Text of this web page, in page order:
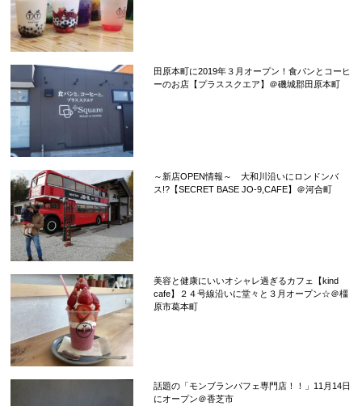
田原本町に2019年３月オープン！食パンとコーヒ
ーのお店【プラススクエア】＠磯城郡田原本町
～新店OPEN情報～ 大和川沿いにロンドンバ
ス!?【SECRET BASE JO-9,CAFE】＠河合町
美容と健康にいいオシャレ過ぎるカフェ【kind
cafe】２４号線沿いに堂々と３月オープン☆＠橿
原市葛本町
話題の「モンブランパフェ専門店！！」11月14日
にオープン＠香芝市